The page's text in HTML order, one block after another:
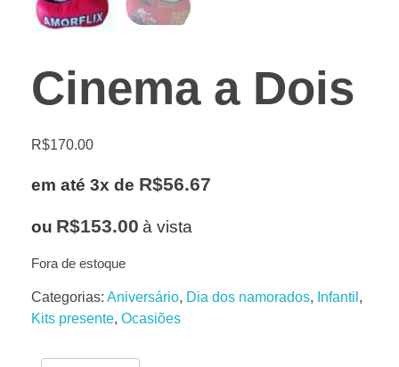
Cinema a Dois
R$170.00
em até 3x de R$56.67
ou R$153.00 à vista
Fora de estoque
Categorias: Aniversário, Dia dos namorados, Infantil ,
Kits presente, Ocasiões